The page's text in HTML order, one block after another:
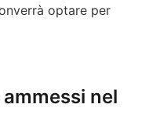
optare per
nel